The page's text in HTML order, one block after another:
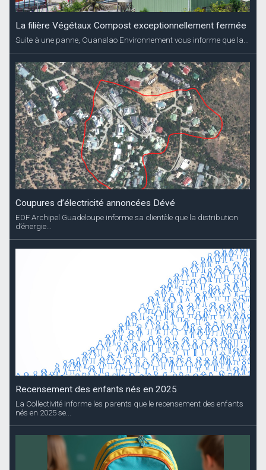
La filière Végétaux Compost exceptionnellement fermée
Suite à une panne, Ouanalao Environnement vous informe que la...
Coupures d’électricité annoncées Dévé
EDF Archipel Guadeloupe informe sa clientèle que la distribution
d’énergie...
Recensement des enfants nés en 2025
La Collectivité informe les parents que le recensement des enfants
nés en 2025 se...